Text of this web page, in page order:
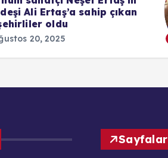
Ali Ertaş’a sahip çıkan
oldu
20, 2025
Sayfalar